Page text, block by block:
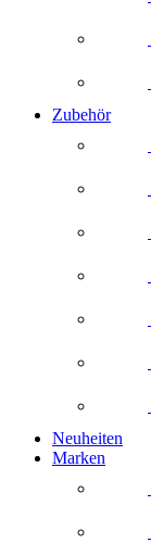
Zubehör
Neuheiten
Marken